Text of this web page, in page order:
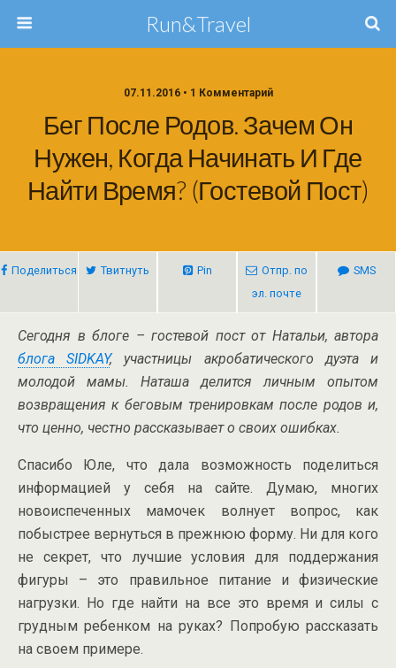
Run&Travel
07.11.2016 • 1 Комментарий
Бег После Родов. Зачем Он
Нужен, Когда Начинать И Где
Найти Время? (гостевой Пост)
Поделиться Твитнуть Pin
Отпр. по
эл. почте
SMS
Сегодня в блоге – гостевой пост от Натальи, автора
блога SIDKAY, участницы акробатического дуэта и
молодой мамы. Наташа делится личным опытом
возвращения к беговым тренировкам после родов и,
что ценно, честно рассказывает о своих ошибках.
Спасибо Юле, что дала возможность поделиться
информацией у себя на сайте. Думаю, многих
новоиспеченных мамочек волнует вопрос, как
побыстрее вернуться в прежнюю форму. Ни для кого
не секрет, что лучшие условия для поддержания
фигуры – это правильное питание и физические
нагрузки. Но где найти на все это время и силы с
грудным ребенком на руках? Попробую рассказать
на своем примере.